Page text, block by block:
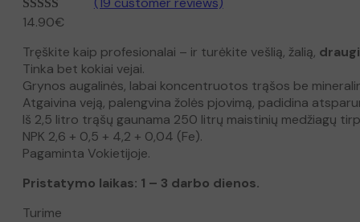
Įvertinimas:
(viso
įvertinimų:
19
)
14.90€
Tręškite kaip profesionalai – ir turėkite vešlią, žalią,
Tinka bet kokiai vejai.
Grynos augalinės, labai koncentruotos trąšos be
Atgaivina veją, palengvina žolės pjovimą, padidina
Iš 2,5 litro trąšų gaunama 250 litrų maistinių medžiagų
NPK 2,6 + 0,5 + 4,2 + 0,04 (Fe).
Pagaminta Vokietijoje.
Pristatymo laikas: 1 – 3 darbo dienos.
Turime